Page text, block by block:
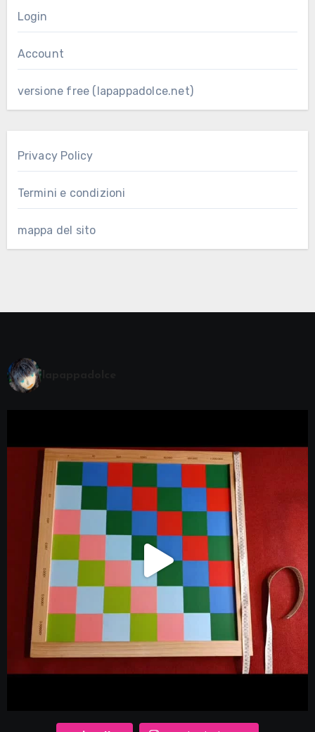
Login
Account
versione free (lapappadolce.net)
Privacy Policy
Termini e condizioni
mappa del sito